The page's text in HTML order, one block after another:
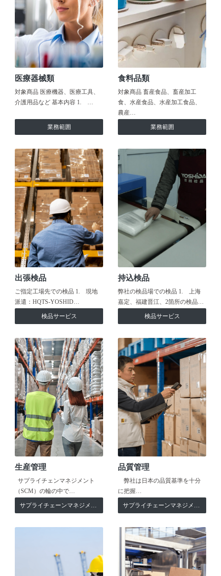
医療器械類
対象商品 医療機器、医療工具、
介護用品など 基本内容 1. …
業務範囲
食料品類
対象商品 畜産食品、畜産加工
食、水産食品、水産加工食品、
農産…
業務範囲
出張検品
ご指定工場先での検品 1. 現地
派遣：HQTS-YOSHID…
検品サービス
持込検品
弊社の検品場での検品 1. 上海
嘉定、福建晋江、2箇所の検品…
検品サービス
生産管理
サプライチェンマネジメント
（SCM）の輪の中で…
サプライチェーンマネジメント
品質管理
弊社は日本の品質基準を十分
に把握…
サプライチェーンマネジメント